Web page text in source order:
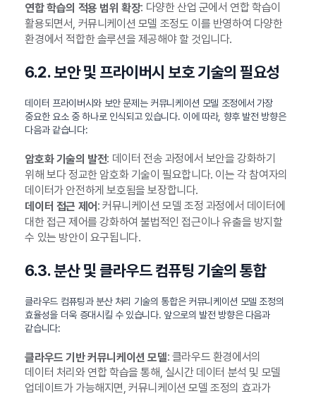
연합 학습의 적용 범위 확장: 다양한 산업 군에서 연합 학습이
활용되면서, 커뮤니케이션 모델 조정도 이를 반영하여 다양한
환경에서 적합한 솔루션을 제공해야 할 것입니다.
6.2. 보안 및 프라이버시 보호 기술의 필요성
데이터 프라이버시와 보안 문제는 커뮤니케이션 모델 조정에서 가장
중요한 요소 중 하나로 인식되고 있습니다. 이에 따라, 향후 발전 방향은
다음과 같습니다:
암호화 기술의 발전: 데이터 전송 과정에서 보안을 강화하기
위해 보다 정교한 암호화 기술이 필요합니다. 이는 각 참여자의
데이터가 안전하게 보호됨을 보장합니다.
데이터 접근 제어 : 커뮤니케이션 모델 조정 과정에서 데이터에
대한 접근 제어를 강화하여 불법적인 접근이나 유출을 방지할
수 있는 방안이 요구됩니다.
6.3. 분산 및 클라우드 컴퓨팅 기술의 통합
클라우드 컴퓨팅과 분산 처리 기술의 통합은 커뮤니케이션 모델 조정의
효율성을 더욱 증대시킬 수 있습니다. 앞으로의 발전 방향은 다음과
같습니다:
클라우드 기반 커뮤니케이션 모델: 클라우드 환경에서의
데이터 처리와 연합 학습을 통해, 실시간 데이터 분석 및 모델
업데이트가 가능해지면, 커뮤니케이션 모델 조정의 효과가